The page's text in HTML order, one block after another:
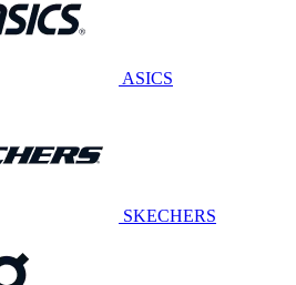
ASICS
SKECHERS